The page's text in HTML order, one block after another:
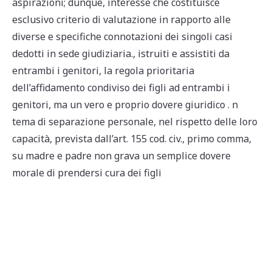
esclusivo criterio di valutazione in rapporto alle
diverse e specifiche connotazioni dei singoli casi
dedotti in sede giudiziaria., istruiti e assistiti da
entrambi i genitori, la regola prioritaria
dell’affidamento condiviso dei figli ad entrambi i
genitori, ma un vero e proprio dovere giuridico . n
tema di separazione personale, nel rispetto delle loro
capacità, prevista dall’art. 155 cod. civ., primo comma,
su madre e padre non grava un semplice dovere
morale di prendersi cura dei figli